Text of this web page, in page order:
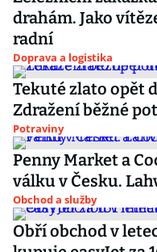
drahám. Jako
radní
Doprava a logistika
Tekuté zlato opět
Zdražení běžné
Potraviny
Penny Market a
válku v Česku.
Obchod a služby
Obří obchod v